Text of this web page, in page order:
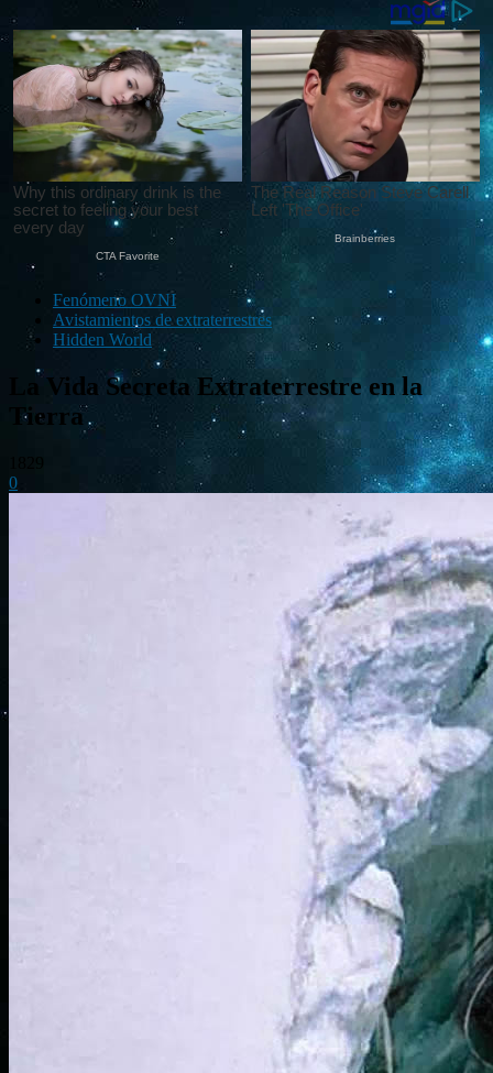
Fenómeno OVNI
Avistamientos de extraterrestres
Hidden World
La Vida Secreta Extraterrestre en la
Tierra
0